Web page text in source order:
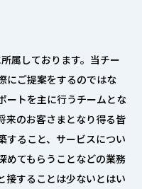
属しております。当チー
にご提案をするのではな
ートを主に行うチームとな
来のお客さまとなり得る皆
すること、サービスについ
めてもらうことなどの業務
接することは少ないとはい